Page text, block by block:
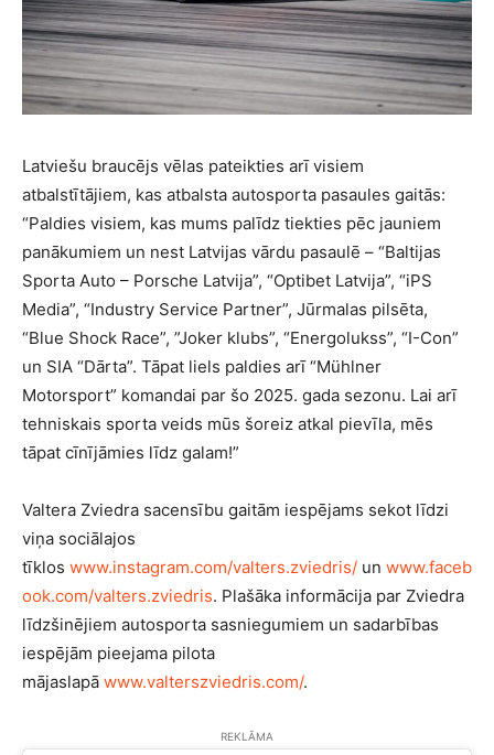
Latviešu braucējs vēlas pateikties arī visiem
atbalstītājiem, kas atbalsta autosporta pasaules gaitās:
“Paldies visiem, kas mums palīdz tiekties pēc jauniem
panākumiem un nest Latvijas vārdu pasaulē – “Baltijas
Sporta Auto – Porsche Latvija”, “Optibet Latvija”, “iPS
Media”, “Industry Service Partner”, Jūrmalas pilsēta,
“Blue Shock Race”, ”Joker klubs”, “Energolukss”, “I-Con”
un SIA “Dārta”. Tāpat liels paldies arī “Mühlner
Motorsport” komandai par šo 2025. gada sezonu. Lai arī
tehniskais sporta veids mūs šoreiz atkal pievīla, mēs
tāpat cīnījāmies līdz galam!”
Valtera Zviedra sacensību gaitām iespējams sekot līdzi
viņa sociālajos
tīklos www.instagram.com/valters.zviedris/ un www.faceb
ook.com/valters.zviedris. Plašāka informācija par Zviedra
līdzšinējiem autosporta sasniegumiem un sadarbības
iespējām pieejama pilota
mājaslapā www.valterszviedris.com/.
REKLĀMA